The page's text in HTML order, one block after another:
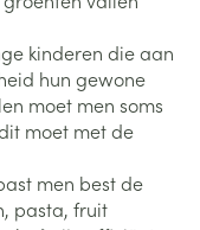
kinderen die aan
hun gewone
moet men soms
moet met de
men best de
pasta, fruit